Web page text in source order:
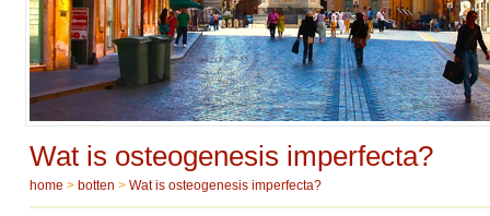
Wat is osteogenesis imperfecta?
home > botten > Wat is osteogenesis imperfecta?